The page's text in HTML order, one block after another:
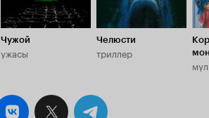
Чужой
ужасы
Челюсти
триллер